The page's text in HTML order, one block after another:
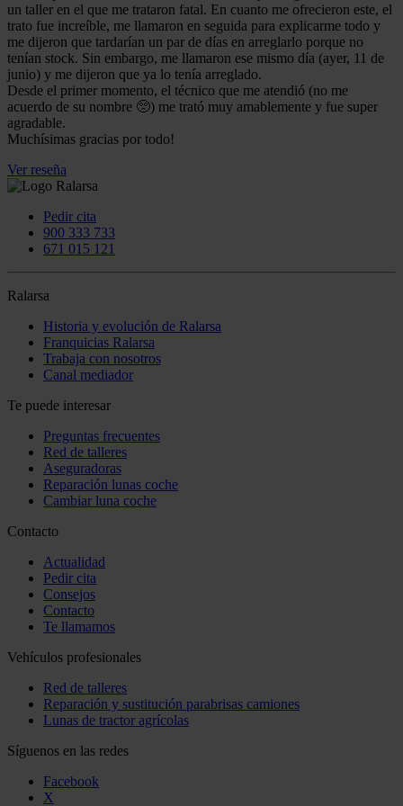
un taller en el que me trataron fatal. En cuanto me ofrecieron este, el
trato fue increíble, me llamaron en seguida para explicarme todo y
me dijeron que tardarían un par de días en arreglarlo porque no
tenían stock. Sin embargo, me llamaron ese mismo día (ayer, 11 de
junio) y me dijeron que ya lo tenía arreglado.
Desde el primer momento, el técnico que me atendió (no me
acuerdo de su nombre 🥺) me trató muy amablemente y fue super
agradable.
Muchísimas gracias por todo!
Ver reseña
Pedir cita
900 333 733
671 015 121
Ralarsa
Historia y evolución de Ralarsa
Franquicias Ralarsa
Trabaja con nosotros
Canal mediador
Te puede interesar
Preguntas frecuentes
Red de talleres
Aseguradoras
Reparación lunas coche
Cambiar luna coche
Contacto
Actualidad
Pedir cita
Consejos
Contacto
Te llamamos
Vehículos profesionales
Red de talleres
Reparación y sustitución parabrisas camiones
Lunas de tractor agrícolas
Síguenos en las redes
Facebook
X